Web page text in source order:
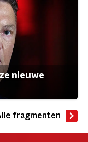
nieuwe
fragmenten